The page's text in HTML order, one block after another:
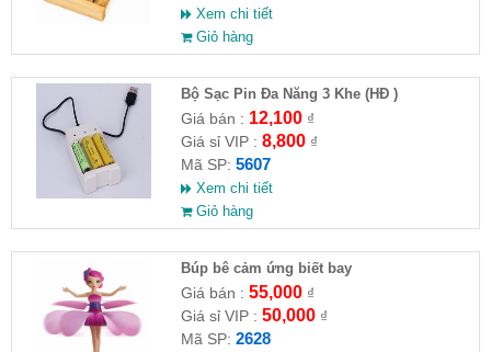
Xem chi tiết
Giỏ hàng
Bộ Sạc Pin Đa Năng 3 Khe (HĐ )
Giá bán : 12,100₫
Giá sỉ VIP : 8,800₫
Mã SP: 5607
Xem chi tiết
Giỏ hàng
​Búp bê cảm ứng biết bay
Giá bán : 55,000₫
Giá sỉ VIP : 50,000₫
Mã SP: 2628